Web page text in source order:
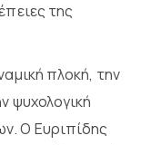
της
πλοκή, την
ψυχολογική
Ο Ευριπίδης